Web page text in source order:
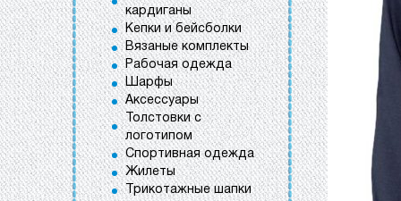
кардиганы
Кепки и бейсболки
Вязаные комплекты
Рабочая одежда
Шарфы
Аксессуары
Толстовки с
логотипом
Спортивная одежда
Жилеты
Трикотажные шапки